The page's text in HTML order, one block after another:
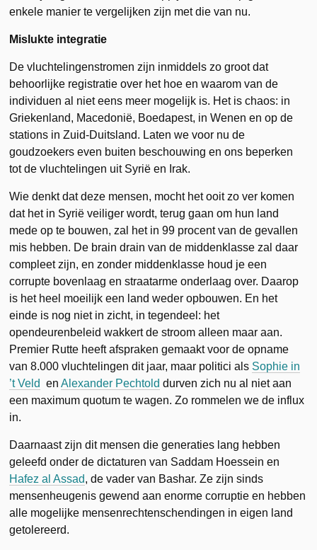
enkele manier te vergelijken zijn met die van nu.
Mislukte integratie
De vluchtelingenstromen zijn inmiddels zo groot dat
behoorlijke registratie over het hoe en waarom van de
individuen al niet eens meer mogelijk is. Het is chaos: in
Griekenland, Macedonië, Boedapest, in Wenen en op de
stations in Zuid-Duitsland. Laten we voor nu de
goudzoekers even buiten beschouwing en ons beperken
tot de vluchtelingen uit Syrië en Irak.
Wie denkt dat deze mensen, mocht het ooit zo ver komen
dat het in Syrië veiliger wordt, terug gaan om hun land
mede op te bouwen, zal het in 99 procent van de gevallen
mis hebben. De brain drain van de middenklasse zal daar
compleet zijn, en zonder middenklasse houd je een
corrupte bovenlaag en straatarme onderlaag over. Daarop
is het heel moeilijk een land weder opbouwen. En het
einde is nog niet in zicht, in tegendeel: het
opendeurenbeleid wakkert de stroom alleen maar aan.
Premier Rutte heeft afspraken gemaakt voor de opname
van 8.000 vluchtelingen dit jaar, maar politici als Sophie in
’t Veld enAlexander Pechtold durven zich nu al niet aan
een maximum quotum te wagen. Zo rommelen we de influx
in.
Daarnaast zijn dit mensen die generaties lang hebben
geleefd onder de dictaturen van Saddam Hoessein en
Hafez al Assad, de vader van Bashar. Ze zijn sinds
mensenheugenis gewend aan enorme corruptie en hebben
alle mogelijke mensenrechtenschendingen in eigen land
getolereerd.